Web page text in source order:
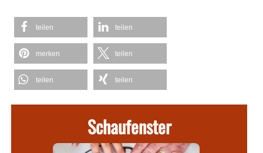
teilen teilen
merken teilen
teilen teilen
Schaufenster